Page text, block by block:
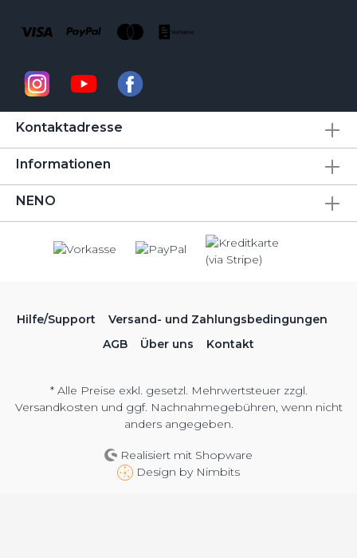
Kontaktadresse
Informationen
NENO
Hilfe/Support
Versand- und Zahlungsbedingungen
AGB
Über uns Kontakt
* Alle Preise exkl. gesetzl. Mehrwertsteuer zzgl.
Versandkosten und ggf. Nachnahmegebühren, wenn nicht
anders angegeben.
Realisiert mit Shopware
Design by Nimbits